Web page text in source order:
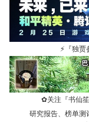
⚡ 『独
✿关注『书仙
研究报告、榜单测